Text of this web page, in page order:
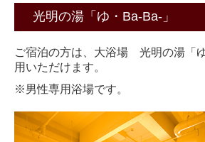
光明の湯「ゆ・Ba-Ba-」
ご宿泊の方は、大浴場 光明の湯「
用いただけます。
※男性専用浴場です。